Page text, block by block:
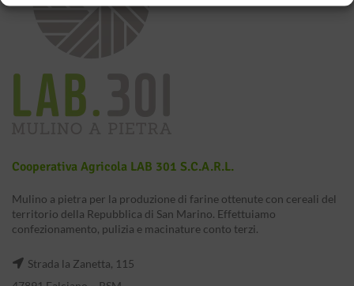
Cooperativa Agricola LAB 301 S.c.a.r.l.
Mulino a pietra per la produzione di farine ottenute con cereali del
territorio della Repubblica di San Marino. Effettuiamo
confezionamento, pulizia e macinature conto terzi.
Strada la Zanetta, 115